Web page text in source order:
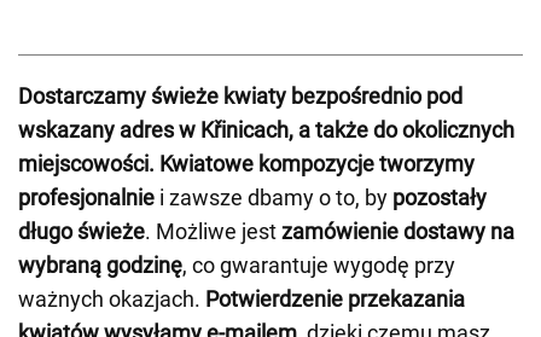
Dostarczamy świeże kwiaty bezpośrednio pod
wskazany adres w Křinicach, a także do okolicznych
miejscowości. Kwiatowe kompozycje tworzymy
profesjonalnie i zawsze dbamy o to, by pozostały
długo świeże. Możliwe jestzamówienie dostawy na
wybraną godzinę, co gwarantuje wygodę przy
ważnych okazjach. Potwierdzenie przekazania